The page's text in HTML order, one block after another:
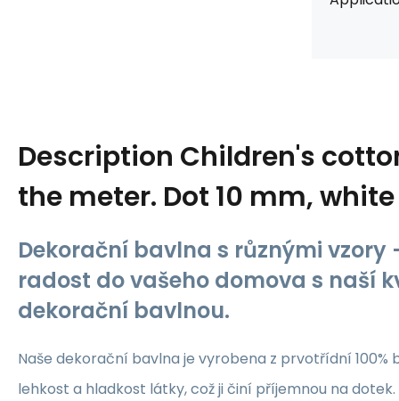
Description Children's
the meter. Dot 10 mm,
Dekorační bavlna s různými vzory
radost do vašeho domova s naší
dekorační bavlnou.
Naše dekorační bavlna je vyrobena z prvotřídní 100%
lehkost a hladkost látky, což ji činí příjemnou na